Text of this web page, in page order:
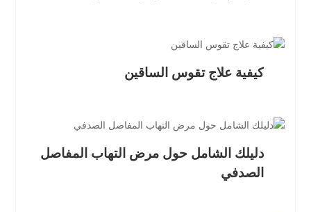
كيفية علاج تقوس الساقين
دليلك الشامل حول مرض التهاب المفاصل
الصدفي